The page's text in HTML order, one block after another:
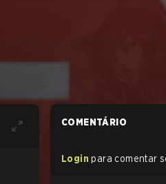
COMENTÁRIO
Login para comentar